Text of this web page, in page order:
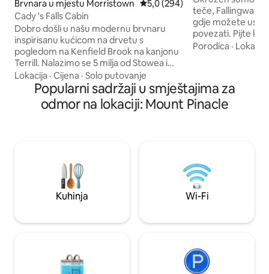
Brvnara u mjestu Morristown Prosječna ocjena: 5,0 od 5,
5,0 (294)
Cady 's Falls Cabin
Dobro došli u našu modernu brvnaru
inspirisanu kućicom na drvetu s
pogledom na Kenfield Brook na kanjonu
Terrill. Nalazimo se 5 milja od Stowea i
njegovih atrakcija, te samo nekoliko
minuta od centra Morrrisvillea sa svim
njegovim sadržajima. Samo uzvodno od
slikovite rupe za plivanje Cady 's Fall i
dizajnom lako je uroniti u prirodu i
osjećati se kao kod kuće među drvećem.
Lokacija · Cijena · Solo putovanje
teče,
gdje možete
povezati. Pijte
visećoj ležaljci s
obnovljeni
starinski šarm i
Raj za
Porodica · Lokacija
Popularni sadržaji u smještajima za
odmor na lokaciji: Mount Pinacle
Kuhinja Wi-Fi